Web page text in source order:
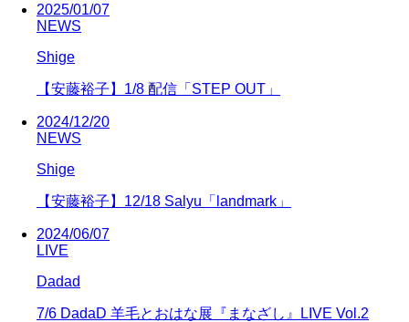
2025/01/07
NEWS
Shige
【安藤裕子】1/8 配信「STEP OUT」
2024/12/20
NEWS
Shige
【安藤裕子】12/18 Salyu「landmark」
2024/06/07
LIVE
Dadad
7/6 DadaD 羊毛とおはな展『まなざし』LIVE Vol.2